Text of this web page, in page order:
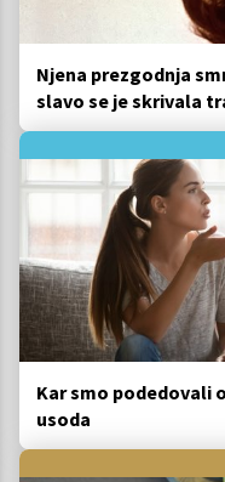
Njena prezgodnja
slavo se je skrivala
Kar smo podedovali
usoda